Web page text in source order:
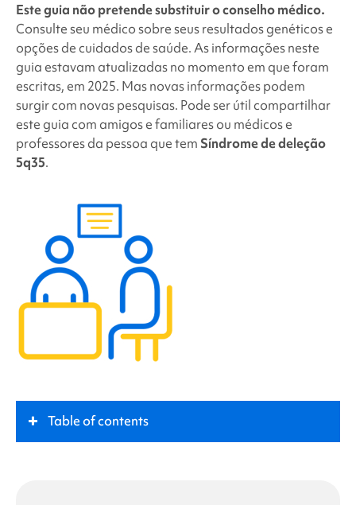
Este guia não pretende substituir o conselho médico.
Consulte seu médico sobre seus resultados genéticos e
opções de cuidados de saúde. As informações neste
guia estavam atualizadas no momento em que foram
escritas, em 2025. Mas novas informações podem
surgir com novas pesquisas. Pode ser útil compartilhar
este guia com amigos e familiares ou médicos e
professores da pessoa que tem Síndrome de deleção
5q35.
Table of contents